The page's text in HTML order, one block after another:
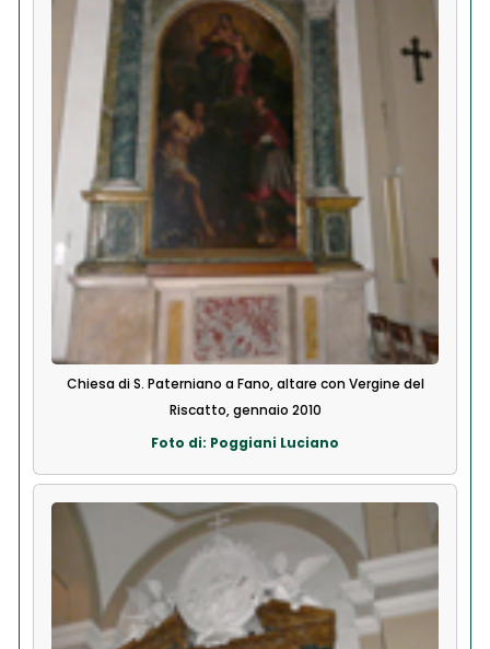
Chiesa di S. Paterniano a Fano, altare con Vergine del
Riscatto, gennaio 2010
Foto di: Poggiani Luciano